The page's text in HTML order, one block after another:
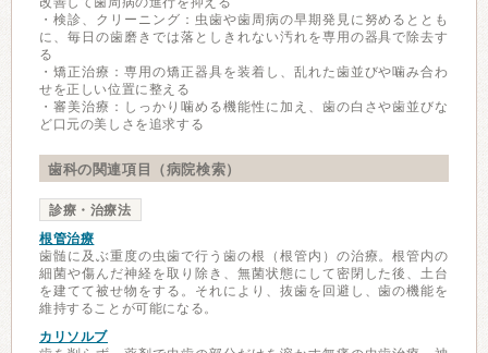
・検診、クリーニング：虫歯や歯周病の早期発見に努めるととも
に、毎日の歯磨きでは落としきれない汚れを専用の器具で除去す
る
・矯正治療：専用の矯正器具を装着し、乱れた歯並びや噛み合わ
せを正しい位置に整える
・審美治療：しっかり噛める機能性に加え、歯の白さや歯並びな
ど口元の美しさを追求する
歯科の関連項目（病院検索）
診療・治療法
根管治療
歯髄に及ぶ重度の虫歯で行う歯の根（根管内）の治療。根管内の
細菌や傷んだ神経を取り除き、無菌状態にして密閉した後、土台
を建てて被せ物をする。それにより、抜歯を回避し、歯の機能を
維持することが可能になる。
カリソルブ